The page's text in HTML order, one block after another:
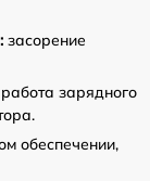
засорение
зарядного
обеспечении,